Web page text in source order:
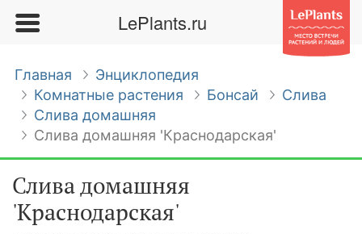
LePlants.ru
Главная
Энциклопедия
Комнатные растения
Бонсай
Слива
Слива домашняя
Слива домашняя 'Краснодарская'
Слива домашняя
'Краснодарская'